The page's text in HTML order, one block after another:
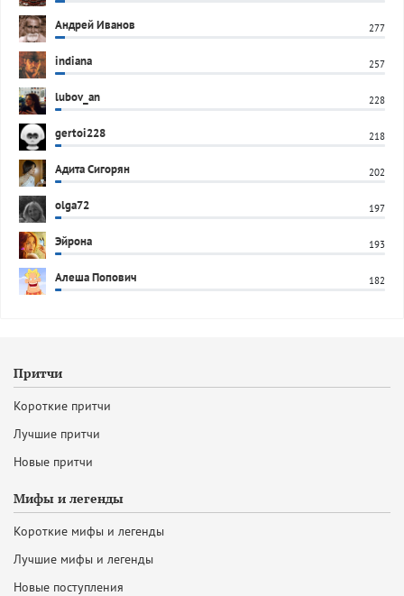
Андрей Иванов 277
indiana 257
lubov_an 228
gertoi228 218
Адита Сигорян 202
olga72 197
Эйрона 193
Алеша Попович 182
Притчи
Короткие притчи
Лучшие притчи
Новые притчи
Мифы и легенды
Короткие мифы и легенды
Лучшие мифы и легенды
Новые поступления